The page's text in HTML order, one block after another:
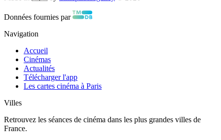
Données fournies par
Navigation
Accueil
Cinémas
Actualités
Télécharger l'app
Les cartes cinéma à Paris
Villes
Retrouvez les séances de cinéma dans les plus grandes villes de
France.